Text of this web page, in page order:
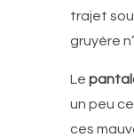
trajet
gruyère
Le
un peu
ces